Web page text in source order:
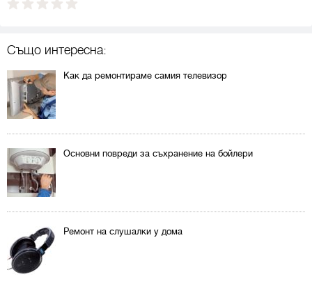
Също интересна:
Как да ремонтираме самия телевизор
Основни повреди за съхранение на бойлери
Ремонт на слушалки у дома